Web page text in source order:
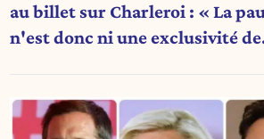
au billet sur Charleroi : « La
n'est donc ni une exclusivité de